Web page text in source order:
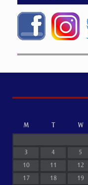
M T W
3 4 5
10 11 12
17 18 19